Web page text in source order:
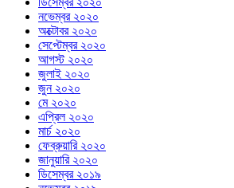
নভেম্বর ২০২০
অক্টোবর ২০২০
সেপ্টেম্বর ২০২০
আগস্ট ২০২০
জুলাই ২০২০
জুন ২০২০
মে ২০২০
এপ্রিল ২০২০
মার্চ ২০২০
ফেব্রুয়ারি ২০২০
জানুয়ারি ২০২০
ডিসেম্বর ২০১৯